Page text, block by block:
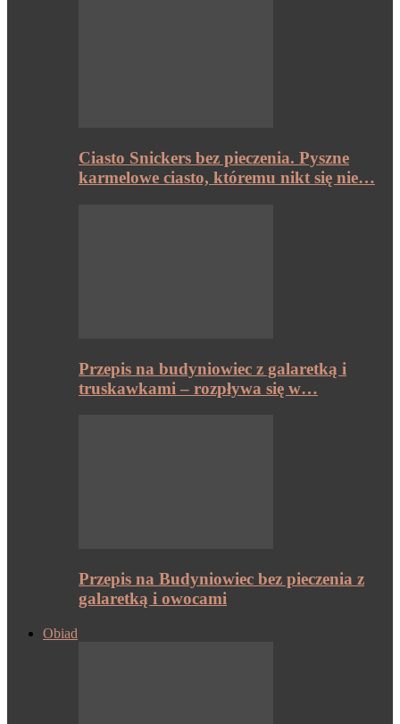
Ciasto Snickers bez pieczenia. Pyszne
karmelowe ciasto, któremu nikt się nie…
Przepis na budyniowiec z galaretką i
truskawkami – rozpływa się w…
Przepis na Budyniowiec bez pieczenia z
galaretką i owocami
Obiad